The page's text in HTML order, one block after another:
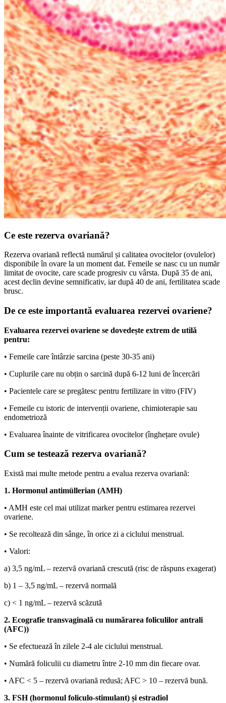
Ce este rezerva ovariană?
Rezerva ovariană reflectă numărul și calitatea ovocitelor (ovulelor)
disponibile în ovare la un moment dat. Femeile se nasc cu un număr
limitat de ovocite, care scade progresiv cu vârsta. După 35 de ani,
acest declin devine semnificativ, iar după 40 de ani, fertilitatea scade
brusc.
De ce este importantă evaluarea rezervei ovariene?
Evaluarea rezervei ovariene se dovedește extrem de utilă
pentru:
• Femeile care întârzie sarcina (peste 30-35 ani)
• Cuplurile care nu obțin o sarcină după 6-12 luni de încercări
• Pacientele care se pregătesc pentru fertilizare in vitro (FIV)
• Femeile cu istoric de intervenții ovariene, chimioterapie sau
endometrioză
• Evaluarea înainte de vitrificarea ovocitelor (înghețare ovule)
Cum se testează rezerva ovariană?
Există mai multe metode pentru a evalua rezerva ovariană:
1. Hormonul antimüllerian (AMH)
• AMH este cel mai utilizat marker pentru estimarea rezervei
ovariene.
• Se recoltează din sânge, în orice zi a ciclului menstrual.
• Valori:
a) 3,5 ng/mL – rezervă ovariană crescută (risc de răspuns exagerat)
b) 1 – 3,5 ng/mL – rezervă normală
c) < 1 ng/mL – rezervă scăzută
2. Ecografie transvaginală cu numărarea foliculilor antrali
(AFC))
• Se efectuează în zilele 2-4 ale ciclului menstrual.
• Numără foliculii cu diametru între 2-10 mm din fiecare ovar.
• AFC < 5 – rezervă ovariană redusă; AFC > 10 – rezervă bună.
3. FSH (hormonul foliculo-stimulant) și estradiol